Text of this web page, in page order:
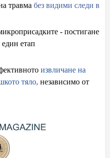
травма без видими следи в
- постигане
един етап
извличане на
тяло, независимо от